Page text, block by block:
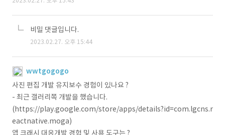
비밀 댓글입니다.
2023.02.27. 오후 15:44
wwtgogogo
사진 편집 개발 유지보수 경험이 있나요 ?
- 최근 갤러리쪽 개발을 했습니다.
(https://play.google.com/store/apps/details?id=com.lgcns.r
eactnative.moga)
앱 크래시 대응개발 경험 및 사용 도구는 ?